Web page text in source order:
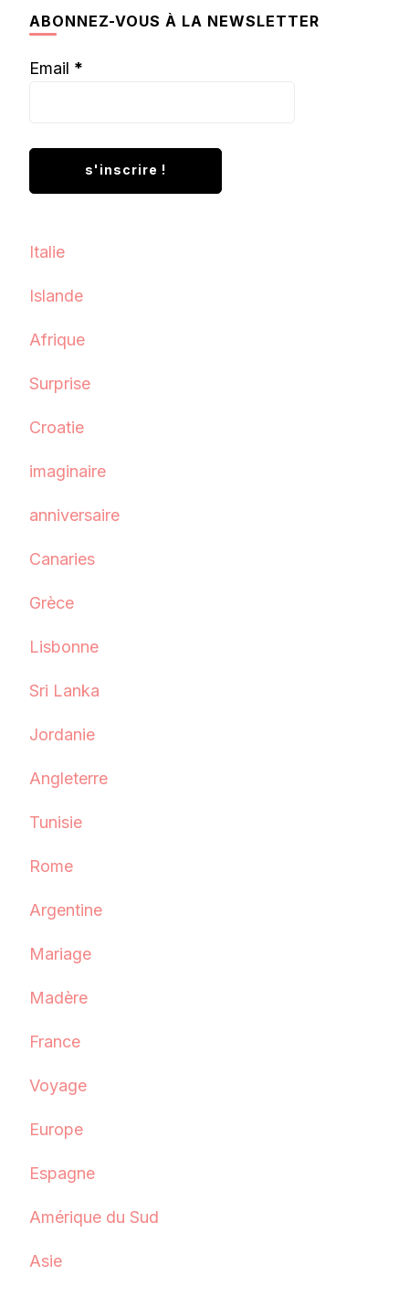
ABONNEZ-VOUS À LA NEWSLETTER
Email *
Italie
Islande
Afrique
Surprise
Croatie
imaginaire
anniversaire
Canaries
Grèce
Lisbonne
Sri Lanka
Jordanie
Angleterre
Tunisie
Rome
Argentine
Mariage
Madère
France
Voyage
Europe
Espagne
Amérique du Sud
Asie